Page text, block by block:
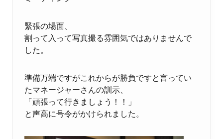
緊張の場面、
割って入って写真撮る雰囲気ではありませんで
した。
準備万端ですがこれからが勝負ですと言ってい
たマネージャーさんの訓示、
「頑張って行きましょう！！」
と声高に号令がかけられました。